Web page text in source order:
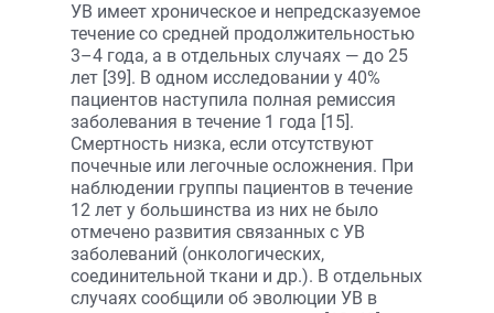
УВ имеет хроническое и непредсказуемое
течение со средней продолжительностью
3–4 года, а в отдельных случаях — до 25
лет [39]. В одном исследовании у 40%
пациентов наступила полная ремиссия
заболевания в течение 1 года [15].
Смертность низка, если отсутствуют
почечные или легочные осложнения. При
наблюдении группы пациентов в течение
12 лет у большинства из них не было
отмечено развития связанных с УВ
заболеваний (онкологических,
соединительной ткани и др.). В отдельных
случаях сообщили об эволюции УВ в